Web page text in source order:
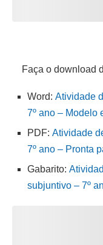
Faça o download
Word: Atividade
7º ano – Modelo
PDF: Atividade
7º ano – Pronta
Gabarito:
subjuntivo – 7º